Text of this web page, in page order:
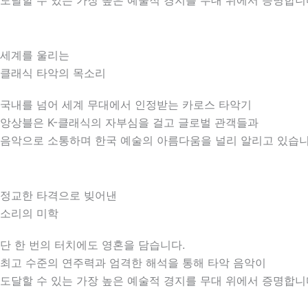
세계를 울리는
클래식 타악의 목소리
국내를 넘어 세계 무대에서 인정받는 카로스 타악기
앙상블은 K-클래식의 자부심을 걸고 글로벌 관객들과
음악으로 소통하며 한국 예술의 아름다움을 널리 알리고 있습
정교한 타격으로 빚어낸
소리의 미학
단 한 번의 터치에도 영혼을 담습니다.
최고 수준의 연주력과 엄격한 해석을 통해 타악 음악이
도달할 수 있는 가장 높은 예술적 경지를 무대 위에서 증명합니